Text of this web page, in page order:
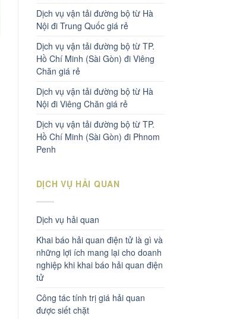
Dịch vụ vận tải đường bộ từ Hà
Nội đi Trung Quốc giá rẻ
Dịch vụ vận tải đường bộ từ TP.
Hồ Chí Minh (Sài Gòn) đi Viêng
Chăn giá rẻ
Dịch vụ vận tải đường bộ từ Hà
Nội đi Viêng Chăn giá rẻ
Dịch vụ vận tải đường bộ từ TP.
Hồ Chí Minh (Sài Gòn) đi Phnom
Penh
DỊCH VỤ HẢI QUAN
Dịch vụ hải quan
Khai báo hải quan điện tử là gì và
những lợi ích mang lại cho doanh
nghiệp khi khai báo hải quan điện
tử
Công tác tính trị giá hải quan
được siết chặt